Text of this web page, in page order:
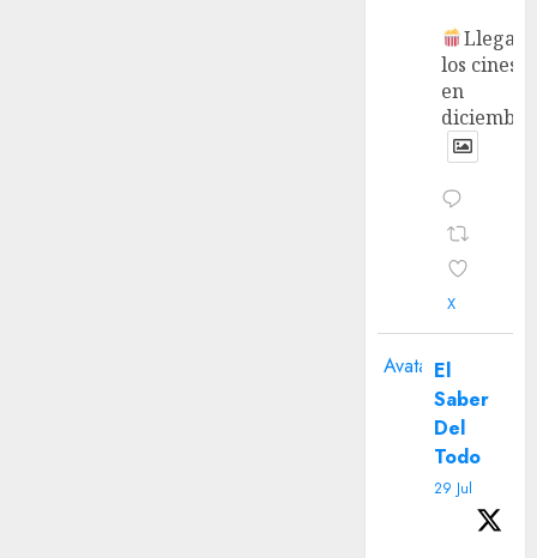
Llega a
los cines
en
X
Avatar El
Saber
Del
Todo
29 Jul